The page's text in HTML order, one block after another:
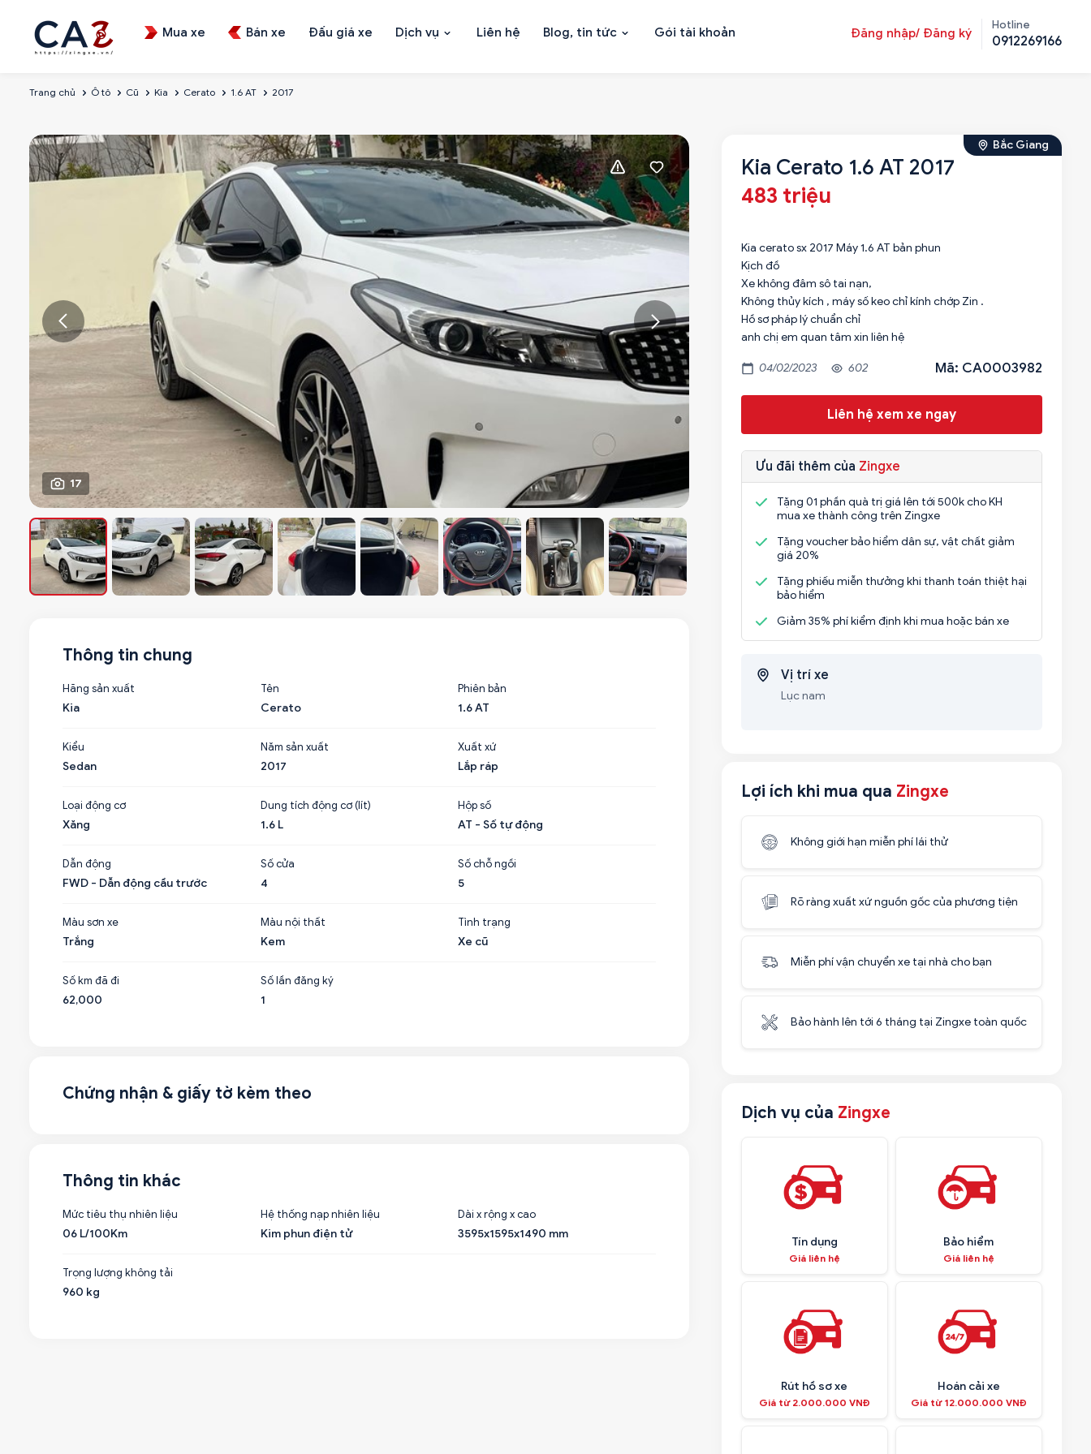
Mua xe Bán xe Đấu giá xe Dịch vụ Liên hệ Blog, tin tức Gói tài khoản Đăng nhập/ Đăng ký
Hotline
0912269166
Trang chủ Ô tô Cũ Kia Cerato 1.6 AT 2017
17
Bắc Giang
Kia Cerato 1.6 AT 2017
483 triệu
Kia cerato sx 2017 Máy 1.6 AT bản phun
Kịch đồ
Xe không đâm sô tai nạn,
Không thủy kích , máy số keo chỉ kính chớp Zin .
Hồ sơ pháp lý chuẩn chỉ
anh chị em quan tâm xin liên hệ
04/02/2023 602 Mã: CA0003982
Liên hệ xem xe ngay
Ưu đãi thêm của Zingxe
Tặng 01 phần quà trị giá lên tới 500k cho KH
mua xe thành công trên Zingxe
Tặng voucher bảo hiểm dân sự, vật chất giảm
giá 20%
Tặng phiếu miễn thưởng khi thanh toán thiệt hại
bảo hiểm
Giảm 35% phí kiểm định khi mua hoặc bán xe
Vị trí xe
Lục nam
Lợi ích khi mua qua Zingxe
Không giới hạn miễn phí lái thử
Rõ ràng xuất xứ nguồn gốc của phương tiện
Miễn phí vận chuyển xe tại nhà cho bạn
Bảo hành lên tới 6 tháng tại Zingxe toàn quốc
Dịch vụ của Zingxe
Tín dụng
Giá liên hệ
Bảo hiểm
Giá liên hệ
Rút hồ sơ xe
Giá từ 2.000.000 VNĐ
Hoán cải xe
Giá từ 12.000.000 VNĐ
Thông tin chung
Hãng sản xuất
Kia
Tên
Cerato
Phiên bản
1.6 AT
Kiểu
Sedan
Năm sản xuất
2017
Xuất xứ
Lắp ráp
Loại động cơ
Xăng
Dung tích động cơ (lít)
1.6 L
Hộp số
AT - Số tự động
Dẫn động
FWD - Dẫn động cầu trước
Số cửa
4
Số chỗ ngồi
5
Màu sơn xe
Trắng
Màu nội thất
Kem
Tình trạng
Xe cũ
Số km đã đi
62,000
Số lần đăng ký
1
Chứng nhận & giấy tờ kèm theo
Thông tin khác
Mức tiêu thụ nhiên liệu
06 L/100Km
Hệ thống nạp nhiên liệu
Kim phun điện tử
Dài x rộng x cao
3595x1595x1490 mm
Trọng lượng không tải
960 kg